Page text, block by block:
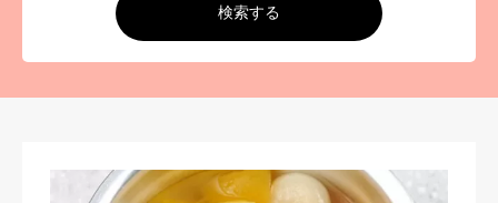
検索する